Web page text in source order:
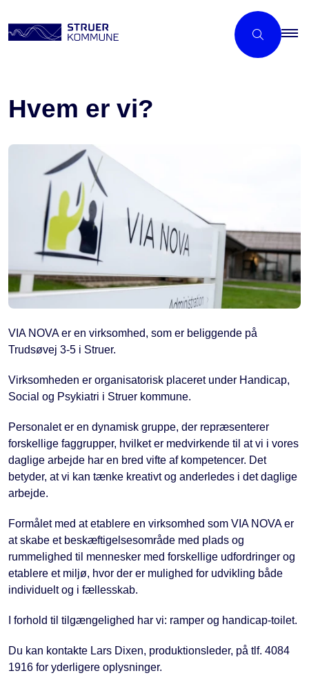
Hvem er vi?
VIA NOVA er en virksomhed, som er beliggende på
Trudsøvej 3-5 i Struer.
Virksomheden er organisatorisk placeret under Handicap,
Social og Psykiatri i Struer kommune.
Personalet er en dynamisk gruppe, der repræsenterer
forskellige faggrupper, hvilket er medvirkende til at vi i vores
daglige arbejde har en bred vifte af kompetencer. Det
betyder, at vi kan tænke kreativt og anderledes i det daglige
arbejde.
Formålet med at etablere en virksomhed som VIA NOVA er
at skabe et beskæftigelsesområde med plads og
rummelighed til mennesker med forskellige udfordringer og
etablere et miljø, hvor der er mulighed for udvikling både
individuelt og i fællesskab.
I forhold til tilgængelighed har vi: ramper og handicap-toilet.
Du kan kontakte Lars Dixen, produktionsleder, på tlf. 4084
1916 for yderligere oplysninger.